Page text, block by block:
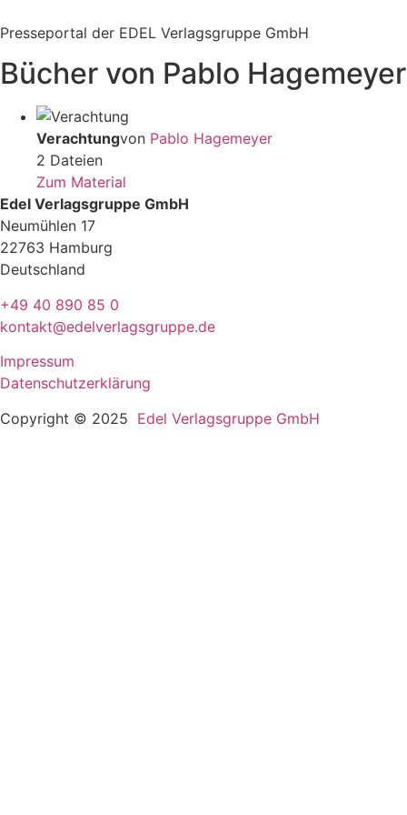
Inhalt
Presseportal der EDEL Verlagsgruppe GmbH
Bücher von Pablo Hagemeyer
Verachtungvon Pablo Hagemeyer
2 Dateien
Zum Material
Edel Verlagsgruppe GmbH
Neumühlen 17
22763 Hamburg
Deutschland
+49 40 890 85 0
kontakt@edelverlagsgruppe.de
Impressum
Datenschutzerklärung
Copyright © 2025 Edel Verlagsgruppe GmbH